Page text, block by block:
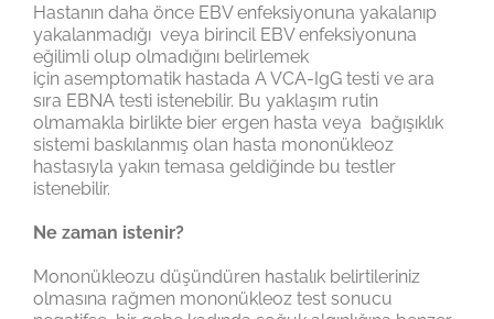
Hastanın daha önce EBV enfeksiyonuna yakalanıp
yakalanmadığı veya birincil EBV enfeksiyonuna
eğilimli olup olmadığını belirlemek
için asemptomatik hastada A VCA-IgG testi ve ara
sıra EBNA testi istenebilir. Bu yaklaşım rutin
olmamakla birlikte bier ergen hasta veya bağışıklık
sistemi baskılanmış olan hasta mononükleoz
hastasıyla yakın temasa geldiğinde bu testler
istenebilir.
Ne zaman istenir?
Mononükleozu düşündüren hastalık belirtileriniz
olmasına rağmen mononükleoz test sonucu